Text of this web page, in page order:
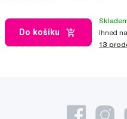
Do košíku
Ihned na
13